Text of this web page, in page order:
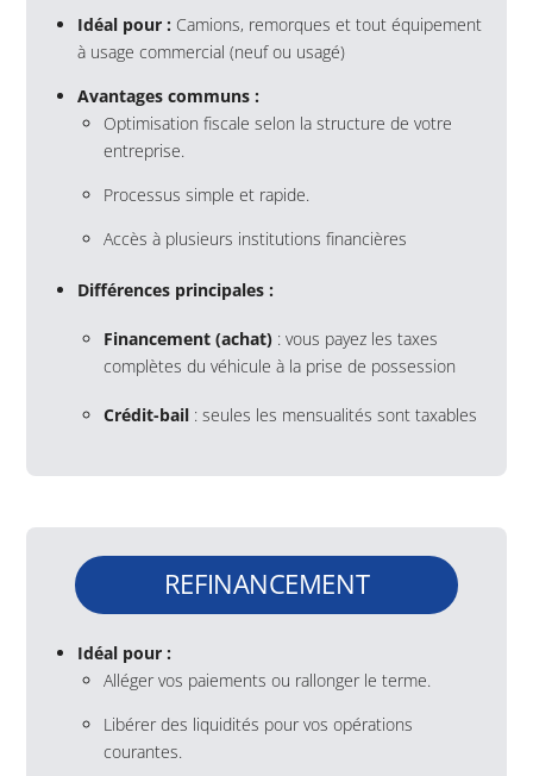
Idéal pour : Camions, remorques et tout équipement
à usage commercial (neuf ou usagé)
Avantages communs :
Optimisation fiscale selon la structure de votre
entreprise.
Processus simple et rapide.
Accès à plusieurs institutions financières
Différences principales :
Financement (achat) : vous payez les taxes
complètes du véhicule à la prise de possession
Crédit-bail : seules les mensualités sont taxables
REFINANCEMENT
Idéal pour :
Alléger vos paiements ou rallonger le terme.
Libérer des liquidités pour vos opérations
courantes.